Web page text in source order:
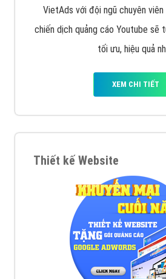
VietAds với đội ngũ chuyên
chiến dịch quảng cáo Youtube sẽ
tối ưu, hiệu quả
XEM CHI TIẾT
Thiết kế Website